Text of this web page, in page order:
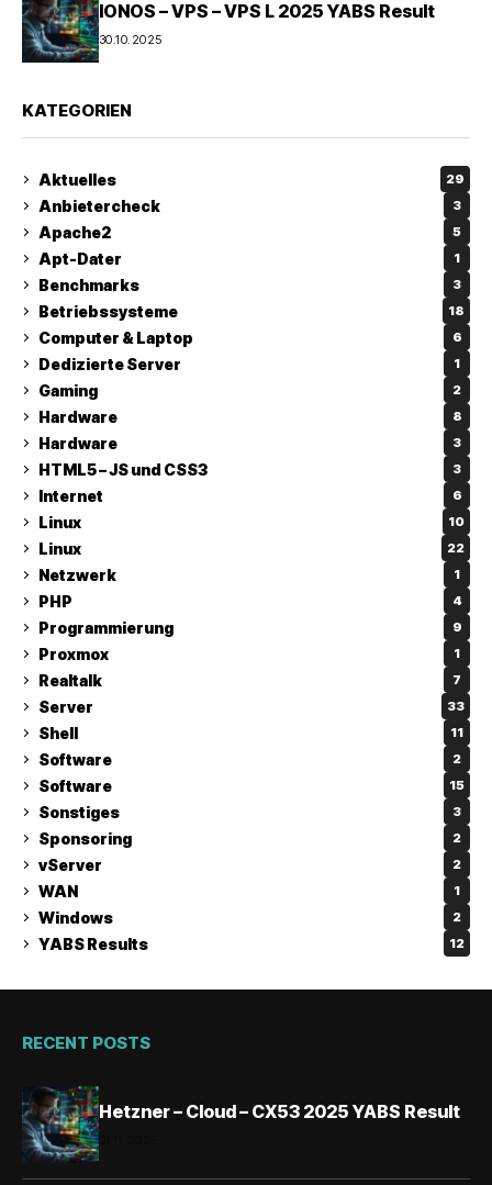
IONOS – VPS – VPS L 2025 YABS Result
30.10.2025
KATEGORIEN
Aktuelles 29
Anbietercheck 3
Apache2 5
Apt-Dater 1
Benchmarks 3
Betriebssysteme 18
Computer & Laptop 6
Dedizierte Server 1
Gaming 2
Hardware 8
Hardware 3
HTML5 – JS und CSS3 3
Internet 6
Linux 10
Linux 22
Netzwerk 1
PHP 4
Programmierung 9
Proxmox 1
Realtalk 7
Server 33
Shell 11
Software 2
Software 15
Sonstiges 3
Sponsoring 2
vServer 2
WAN 1
Windows 2
YABS Results 12
RECENT POSTS
Hetzner – Cloud – CX53 2025 YABS Result